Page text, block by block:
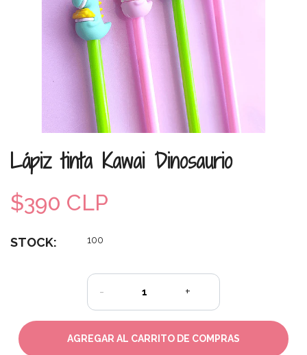
Lápiz tinta Kawai Dinosaurio
$390 CLP
STOCK: 100
- +